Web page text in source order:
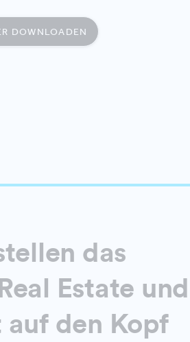
DOWNLOADEN
das
Estate und
den Kopf